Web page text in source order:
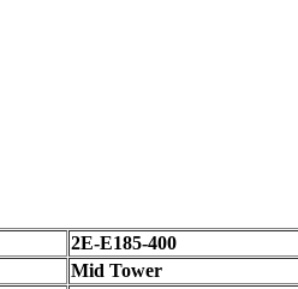
2E-E185-400
Mid Tower